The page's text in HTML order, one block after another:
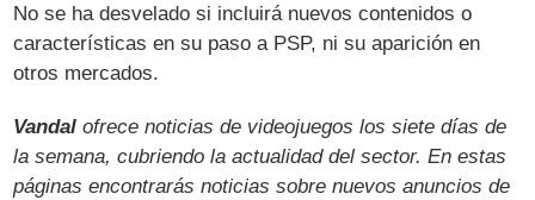
No se ha desvelado si incluirá nuevos contenidos o
características en su paso a PSP, ni su aparición en
otros mercados.
Vandal ofrece noticias de videojuegos los siete días de
la semana, cubriendo la actualidad del sector. En estas
páginas encontrarás noticias sobre nuevos anuncios de